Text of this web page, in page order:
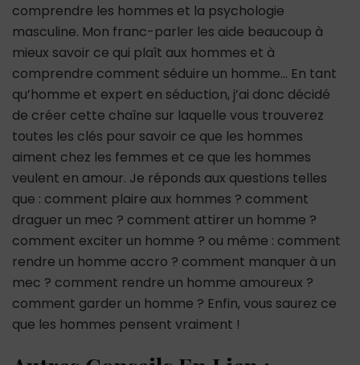
comprendre les hommes et la psychologie
masculine. Mon franc-parler les aide beaucoup à
mieux savoir ce qui plaît aux hommes et à
comprendre comment séduire un homme… En tant
qu’homme et expert en séduction, j’ai donc décidé
de créer cette chaîne sur laquelle vous trouverez
toutes les clés pour savoir ce que les hommes
aiment chez les femmes et ce que les hommes
veulent en amour. Je réponds aux questions telles
que : comment plaire aux hommes ? comment
draguer un mec ? comment attirer un homme ?
comment exciter un homme ? ou même : comment
rendre un homme accro ? comment manquer à un
mec ? comment rendre un homme amoureux ?
comment garder un homme ? Enfin, vous saurez ce
que les hommes pensent vraiment !